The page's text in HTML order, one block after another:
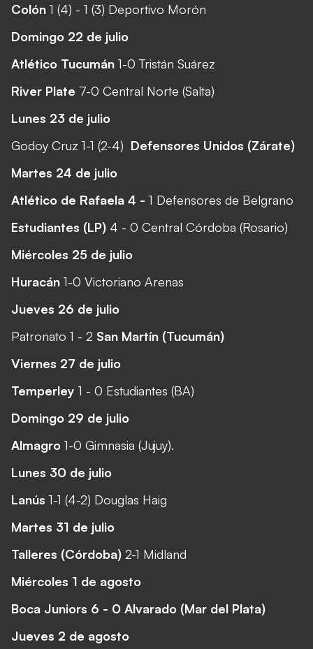
Colón 1 (4) - 1 (3) Deportivo Morón
Domingo 22 de julio
Atlético Tucumán 1-0 Tristán Suárez
River Plate 7-0 Central Norte (Salta)
Lunes 23 de julio
Godoy Cruz 1-1 (2-4) Defensores Unidos (Zárate)
Martes 24 de julio
Atlético de Rafaela 4 - 1 Defensores de Belgrano
Estudiantes (LP) 4 - 0 Central Córdoba (Rosario)
Miércoles 25 de julio
Huracán 1-0 Victoriano Arenas
Jueves 26 de julio
Patronato 1 - 2 San Martín (Tucumán)
Viernes 27 de julio
Temperley 1 - 0 Estudiantes (BA)
Domingo 29 de julio
Almagro 1-0 Gimnasia (Jujuy).
Lunes 30 de julio
Lanús 1-1 (4-2) Douglas Haig
Martes 31 de julio
Talleres (Córdoba) 2-1 Midland
Miércoles 1 de agosto
Boca Juniors 6 - 0 Alvarado (Mar del Plata)
Jueves 2 de agosto